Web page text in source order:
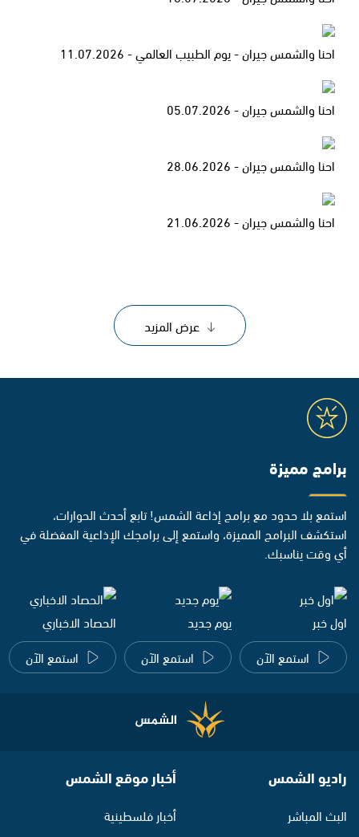
احنا والشمس جيران - يوم الطبيب العالمي - 11.07.2026
احنا والشمس جيران - 05.07.2026
احنا والشمس جيران - 28.06.2026
احنا والشمس جيران - 21.06.2026
عرض المزيد
برامج مميزة
استمع بلا حدود مع برامج إذاعة الشمس! تابع أحدث الحوارات،
استكشف البرامج المميزة، واستمع إلى برامجك الإذاعية المفضلة في
أي وقت يناسبك.
اول خبر
استمع الآن
يوم جديد
استمع الآن
الحصاد الاخباري
استمع الآن
راديو الشمس
البث المباشر
أخبار موقع الشمس
أخبار فلسطينية